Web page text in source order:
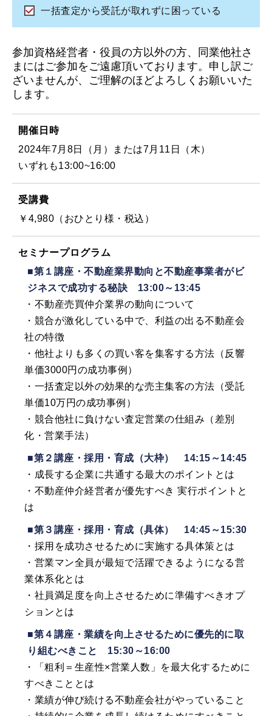
一括査定から受託が取れずに困っている
参加資格経営者・役員の方以外の方、同業他社さ
まにはご参加をご遠慮頂いております。申し訳ご
ざいませんが、ご理解のほどよろしくお願いいた
します。
開催日時
2024年7月8日（月）または7月11日（木）
いずれも13:00~16:00
受講費
￥4,980（おひとり様・税込）
セミナープログラム
■第１講座・不動産業界動向と不動産事業者がビ
ジネスで成功する秘訣 13:00～13:45
・不動産売買仲介業界の動向について
・競合が激化している中で、利益の出る不動産会
社の特徴
・他社よりも多くの買い客を集客する方法（反響
単価3000円の成功事例）
・一括査定以外の効果的な売主集客の方法（受託
単価10万円の成功事例）
・競合他社に負けない査定営業の仕組み（差別
化・営業手法）
■第２講座・採用・育成（大枠） 14:15～14:45
・成長する企業に共通する最大のポイントとは
・不動産仲介経営者が優先すべき 実行ポイントと
は
■第３講座・採用・育成（具体） 14:45～15:30
・採用を成功させるために実施する具体策とは
・営業マン全員が最短で活躍できるようになる営
業体系化とは
・社員満足度を向上させるために準備すべきオプ
ションとは
■第４講座・業績を向上させるために優先的に取
り組むべきこと 15:30～16:00
・「粗利＝生産性×営業人数」を最大化するために
すべきこととは
・業績が伸び続ける不動産会社がやっていること